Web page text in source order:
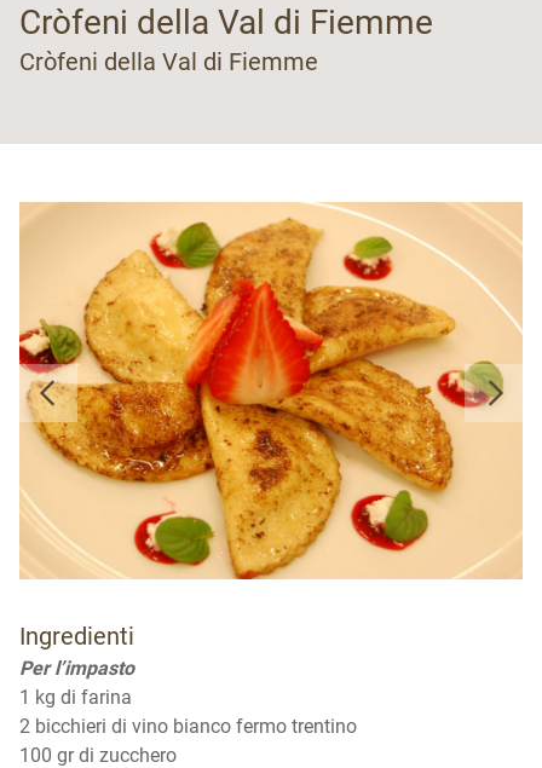
Cròfeni della Val di Fiemme
Cròfeni della Val di Fiemme
Ingredienti
Per l’impasto
1 kg di farina
2 bicchieri di vino bianco fermo trentino
100 gr di zucchero